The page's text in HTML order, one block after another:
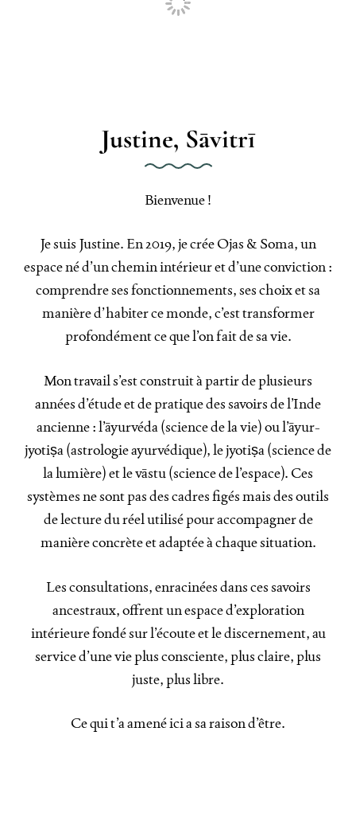
Justine, Sāvitrī
Bienvenue !
Je suis Justine. En 2019, je crée Ojas & Soma, un
espace né d’un chemin intérieur et d’une conviction :
comprendre ses fonctionnements, ses choix et sa
manière d’habiter ce monde, c’est transformer
profondément ce que l’on fait de sa vie.
Mon travail s’est construit à partir de plusieurs
années d’étude et de pratique des savoirs de l’Inde
ancienne : l’āyurvéda (science de la vie) ou l’āyur-
jyotiṣa (astrologie ayurvédique), le jyotiṣa (science de
la lumière) et le vāstu (science de l’espace). Ces
systèmes ne sont pas des cadres figés mais des outils
de lecture du réel utilisé pour accompagner de
manière concrète et adaptée à chaque situation.
Les consultations, enracinées dans ces savoirs
ancestraux, offrent un espace d’exploration
intérieure fondé sur l’écoute et le discernement, au
service d’une vie plus consciente, plus claire, plus
juste, plus libre.
Ce qui t’a amené ici a sa raison d’être.